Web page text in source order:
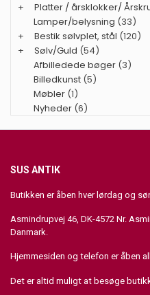
+
Platter / årsklokker/
Lamper/belysning (33)
+
Bestik sølvplet, stål (120)
+
Sølv/Guld (54)
Afbilledede bøger (3)
Billedkunst (5)
Møbler (1)
Nyheder (6)
SUS ANTIK
Butikken er åben hver lørdag og
Asmindrupvej 46, DK-4572 Nr.
Danmark.
Hjemmesiden og telefon er åben
Det er altid muligt at besøge